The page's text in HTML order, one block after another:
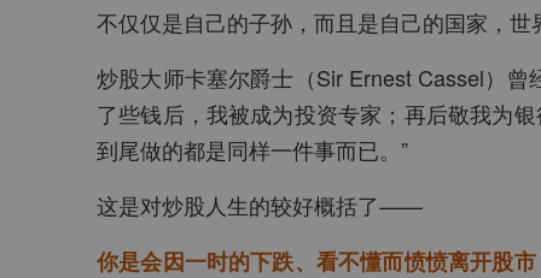
不仅仅是自己的子孙，而且是自己的国家，世
炒股大师卡塞尔爵士（Sir Ernest Cassel）
了些钱后，我被成为投资专家；再后敬我为
到尾做的都是同样一件事而已。”
这是对炒股人生的较好概括了——
你是会因一时的下跌、看不懂而愤愤离开股